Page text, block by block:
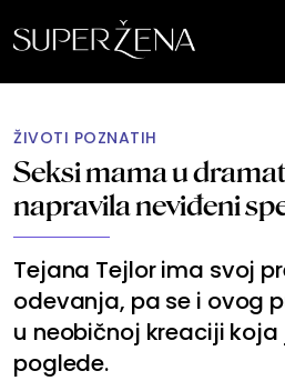
ŽIVOTI POZNATIH
Seksi mama u
napravila neviđeni
Tejana Tejlor ima svoj
odevanja, pa se i ovog
u neobičnoj kreaciji
poglede.